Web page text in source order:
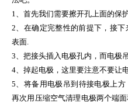
1、首先我们需要擦开孔上面的保
2、在确定完整性的前提下，接
表面.
3、把接头插入电极孔内，而电极
4、掉起电极，这里要注意不要让
5、将备用电极吊到待接电极上方
再次用压缩空气清理电极两个端